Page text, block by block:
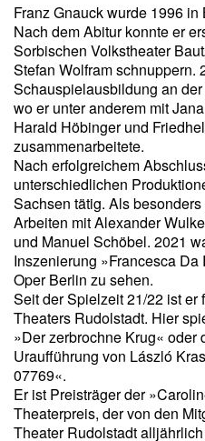
Franz Gnauck wurde 1996
Nach dem Abitur konnte er
Sorbischen Volkstheater
Stefan Wolfram schnuppern.
Schauspielausbildung an
wo er unter anderem mit
Harald Höbinger und
zusammenarbeitete.
Nach erfolgreichem
unterschiedlichen
Sachsen tätig. Als
Arbeiten mit Alexander
und Manuel Schöbel. 2021
Inszenierung »Francesca
Oper Berlin zu sehen.
Seit der Spielzeit 21/22 ist
Theaters Rudolstadt. Hier
»Der zerbrochne Krug« oder
Uraufführung von László
07769«.
Er ist Preisträger der
Theaterpreis, der von den
Theater Rudolstadt